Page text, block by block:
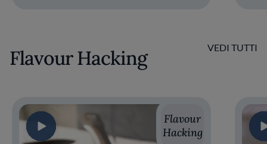
Flavour Hacking VEDI TUTTI
Flavour
Hacking